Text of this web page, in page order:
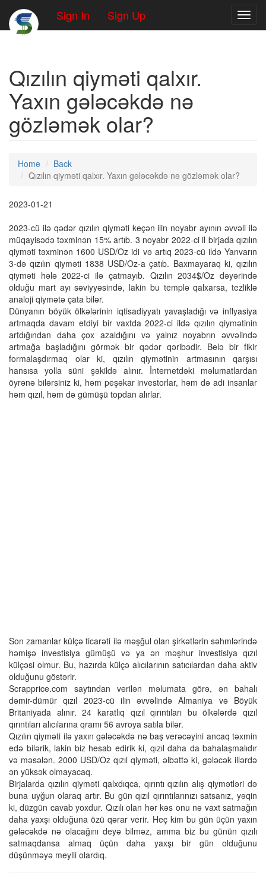
Sign In Sign Up
Qızılın qiyməti qalxır.
Yaxın gələcəkdə nə
gözləmək olar?
Home
Back
Qızılın qiyməti qalxır. Yaxın gələcəkdə nə gözləmək olar?
2023-01-21
2023-cü ilə qədər qızılın qiyməti keçən ilin noyabr ayının əvvəli ilə
müqayisədə təxminən 15% artıb. 3 noyabr 2022-ci il birjada qızılın
qiyməti təxminən 1600 USD/Oz idi və artıq 2023-cü ildə Yanvarın
3-də qızılın qiyməti 1838 USD/Oz-a çatıb. Baxmayaraq ki, qızılın
qiyməti hələ 2022-ci ilə çatmayıb. Qızılın 2034$/Oz dəyərində
olduğu mart ayı səviyyəsində, lakin bu templə qalxarsa, tezliklə
analoji qiymətə çata bilər.
Dünyanın böyük ölkələrinin iqtisadiyyatı yavaşladığı və inflyasiya
artmaqda davam etdiyi bir vaxtda 2022-ci ildə qızılın qiymətinin
artdığından daha çox azaldığını və yalnız noyabrın əvvəlində
artmağa başladığını görmək bir qədər qəribədir. Belə bir fikir
formalaşdırmaq olar ki, qızılın qiymətinin artmasının qarşısı
hansısa yolla süni şəkildə alınır. İnternetdəki məlumatlardan
öyrənə bilərsiniz ki, həm peşəkar investorlar, həm də adi insanlar
həm qızıl, həm də gümüşü topdan alırlar.
Son zamanlar külçə ticarəti ilə məşğul olan şirkətlərin səhmlərində
həmişə investisiya gümüşü və ya ən məşhur investisiya qızıl
külçəsi olmur. Bu, hazırda külçə alıcılarının satıcılardan daha aktiv
olduğunu göstərir.
Scrapprice.com saytından verilən məlumata görə, ən bahalı
dəmir-dümür qızıl 2023-cü ilin əvvəlində Almaniya və Böyük
Britaniyada alınır. 24 karatlıq qızıl qırıntıları bu ölkələrdə qızıl
qırıntıları alıcılarına qramı 56 avroya satıla bilər.
Qızılın qiyməti ilə yaxın gələcəkdə nə baş verəcəyini ancaq təxmin
edə bilərik, lakin biz hesab edirik ki, qızıl daha da bahalaşmalıdır
və məsələn. 2000 USD/Oz qızıl qiyməti, əlbəttə ki, gələcək illərdə
ən yüksək olmayacaq.
Birjalarda qızılın qiyməti qalxdıqca, qırıntı qızılın alış qiymətləri də
buna uyğun olaraq artır. Bu gün qızıl qırıntılarınızı satsanız, yəqin
ki, düzgün cavab yoxdur. Qızılı olan hər kəs onu nə vaxt satmağın
daha yaxşı olduğuna özü qərar verir. Heç kim bu gün üçün yaxın
gələcəkdə nə olacağını deyə bilməz, amma biz bu günün qızılı
satmaqdansa almaq üçün daha yaxşı bir gün olduğunu
düşünməyə meylli olardıq.